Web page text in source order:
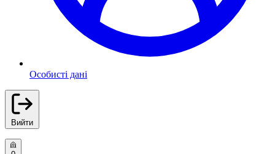
Особисті дані
Вийти